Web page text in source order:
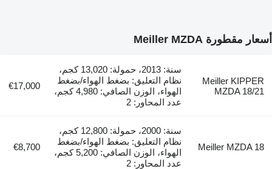
أسعار مقطورة Meiller MZDA
Meiller KIPPER
MZDA 18/21
سنة: 2013، حمولة: 13,020 كجم،
نظام التعليق: بضغط الهواء/بضغط
الهواء، الوزن الصافي: 4,980 كجم،
عدد المحاور: 2
€17,000
Meiller MZDA 18
سنة: 2000، حمولة: 12,800 كجم،
نظام التعليق: بضغط الهواء/بضغط
الهواء، الوزن الصافي: 5,200 كجم،
عدد المحاور: 2
€8,700